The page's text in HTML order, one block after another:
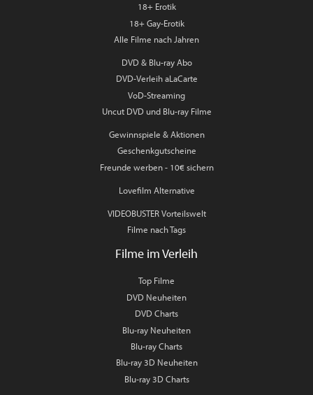
18+ Erotik
18+ Gay-Erotik
Alle Filme nach Jahren
DVD & Blu-ray Abo
DVD-Verleih aLaCarte
VoD-Streaming
Uncut DVD und Blu-ray Filme
Gewinnspiele & Aktionen
Geschenkgutscheine
Freunde werben - 10€ sichern
Lovefilm Alternative
VIDEOBUSTER Vorteilswelt
Filme nach Tags
Filme im Verleih
Top Filme
DVD Neuheiten
DVD Charts
Blu-ray Neuheiten
Blu-ray Charts
Blu-ray 3D Neuheiten
Blu-ray 3D Charts